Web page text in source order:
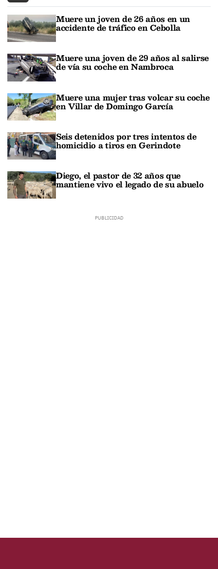
Muere un joven de 26 años en un
accidente de tráfico en Cebolla
Muere una joven de 29 años al salirse
de vía su coche en Nambroca
Muere una mujer tras volcar su coche
en Villar de Domingo García
Seis detenidos por tres intentos de
homicidio a tiros en Gerindote
Diego, el pastor de 32 años que
mantiene vivo el legado de su abuelo